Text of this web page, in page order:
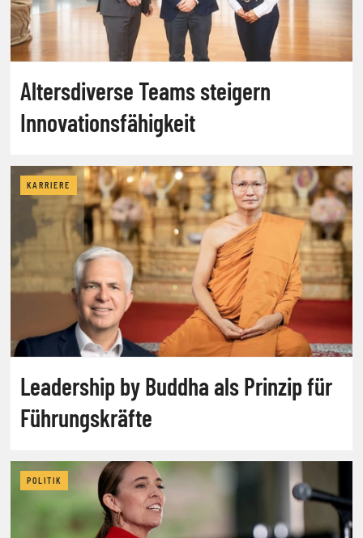
Altersdiverse Teams steigern
Innovationsfähigkeit
KARRIERE
Leadership by Buddha als Prinzip für
Führungskräfte
POLITIK